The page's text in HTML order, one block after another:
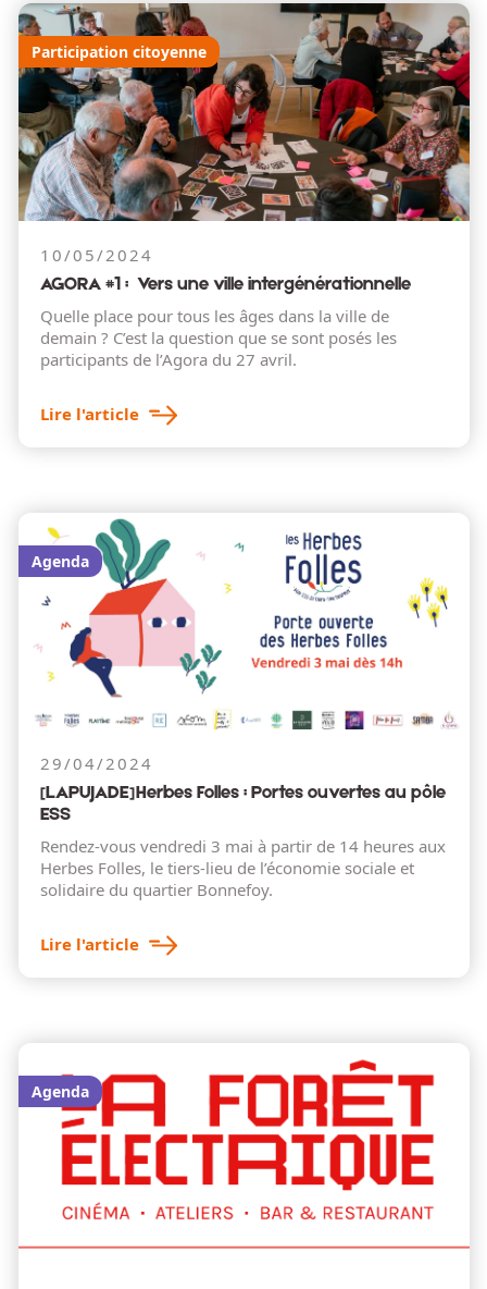
Participation citoyenne
10/05/2024
AGORA #1 : Vers une ville intergénérationnelle
Quelle place pour tous les âges dans la ville de
demain ? C’est la question que se sont posés les
participants de l’Agora du 27 avril.
Lire l'article
Agenda
29/04/2024
[LAPUJADE] Herbes Folles : Portes ouvertes au pôle
ESS
Rendez-vous vendredi 3 mai à partir de 14 heures aux
Herbes Folles, le tiers-lieu de l’économie sociale et
solidaire du quartier Bonnefoy.
Lire l'article
Agenda